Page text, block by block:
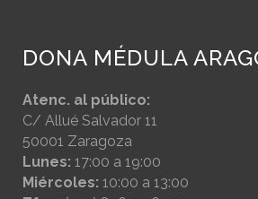
DONA MÉDULA
Atenc. al público:
C/ Allué Salvador 11
50001 Zaragoza
Lunes: 17:00 a 19:00
Miércoles: 10:00 a 13:00